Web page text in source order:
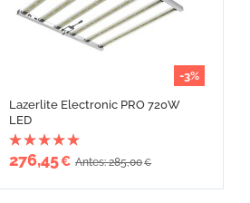
-3%
Lazerlite Electronic PRO 720W
LED
276,45€ Antes: 285,00€